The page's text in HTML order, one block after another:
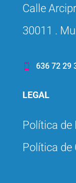
Calle
30011 .
 636 72 29
LEGAL
Política de
Política de